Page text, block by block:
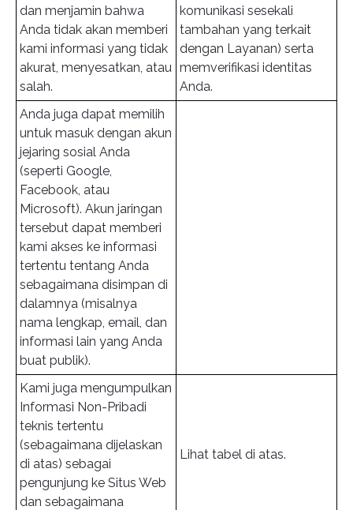
dan menjamin bahwa
Anda tidak akan memberi
kami informasi yang tidak
akurat, menyesatkan, atau
salah.
komunikasi sesekali
tambahan yang terkait
dengan Layanan) serta
memverifikasi identitas
Anda.
Anda juga dapat memilih
untuk masuk dengan akun
jejaring sosial Anda
(seperti Google,
Facebook, atau
Microsoft). Akun jaringan
tersebut dapat memberi
kami akses ke informasi
tertentu tentang Anda
sebagaimana disimpan di
dalamnya (misalnya
nama lengkap, email, dan
informasi lain yang Anda
buat publik).
Kami juga mengumpulkan
Informasi Non-Pribadi
teknis tertentu
(sebagaimana dijelaskan
di atas) sebagai
pengunjung ke Situs Web
dan sebagaimana
Lihat tabel di atas.